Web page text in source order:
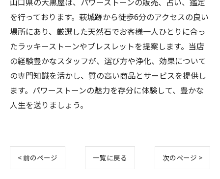
を行っております。萩城跡から徒歩6分のアクセスの良い
場所にあり、厳選した天然石でお客様一人ひとりに合っ
たラッキーストーンやブレスレットを提案します。当店
の経験豊かなスタッフが、選び方や浄化、効果について
の専門知識を活かし、質の高い商品とサービスを提供し
ます。パワーストーンの魅力を存分に体験して、豊かな
人生を送りましょう。
< 前のページ 一覧に戻る 次のページ >